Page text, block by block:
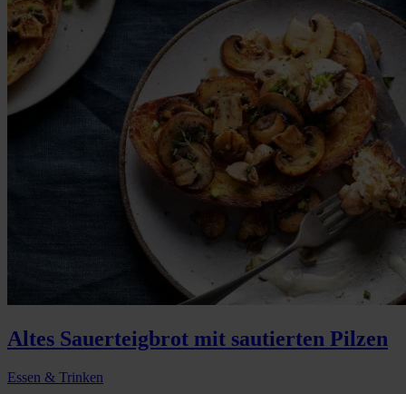
Altes Sauerteigbrot mit sautierten Pilzen
Essen & Trinken